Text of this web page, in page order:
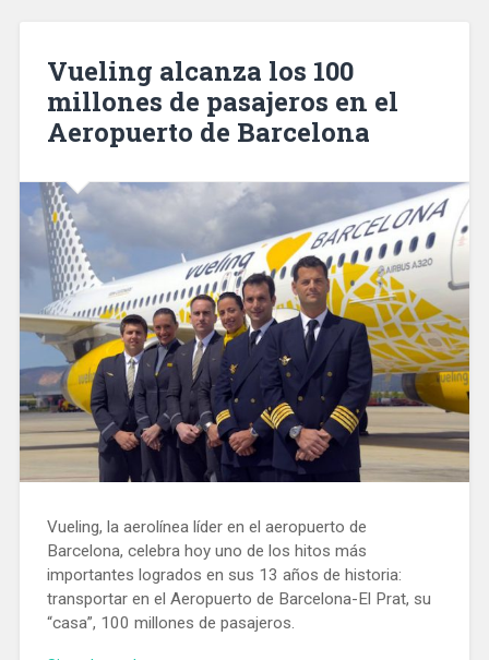
de
cinc
contaminants»
Vueling alcanza los 100
millones de pasajeros en el
Aeropuerto de Barcelona
Vueling, la aerolínea líder en el aeropuerto de
Barcelona, celebra hoy uno de los hitos más
importantes logrados en sus 13 años de historia:
transportar en el Aeropuerto de Barcelona-El Prat, su
“casa”, 100 millones de pasajeros.